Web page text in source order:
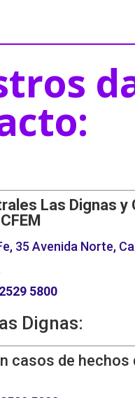
Las Dignas y
35 Avenida Norte,
2529 5800
Dignas:
casos de hechos